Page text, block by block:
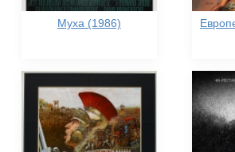
Муха (1986)